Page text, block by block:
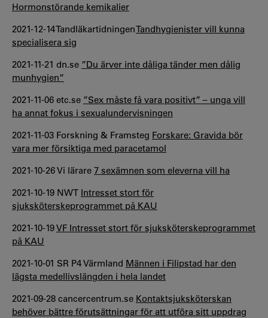
Hormonstörande kemikalier
2021-12-14 TandläkartidningenTandhygienister vill kunna
specialisera sig
2021-11-21 dn.se ”Du ärver inte dåliga tänder men dålig
munhygien”
2021-11-06 etc.se ”Sex måste få vara positivt” – unga vill
ha annat fokus i sexualundervisningen
2021-11-03 Forskning & Framsteg Forskare: Gravida bör
vara mer försiktiga med paracetamol
2021-10-26 Vi lärare 7 sexämnen som eleverna vill ha
2021-10-19 NWT Intresset stort för
sjuksköterskeprogrammet på KAU
2021-10-19VF Intresset stort för sjuksköterskeprogrammet
på KAU
2021-10-01 SR P4 Värmland Männen i Filipstad har den
lägsta medellivslängden i hela landet
2021-09-28 cancercentrum.se Kontaktsjuksköterskan
behöver bättre förutsättningar för att utföra sitt uppdrag